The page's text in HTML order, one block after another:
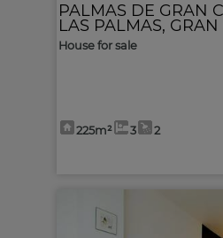
PALMAS DE GRAN
LAS PALMAS,
House for sale
225m² 3 2